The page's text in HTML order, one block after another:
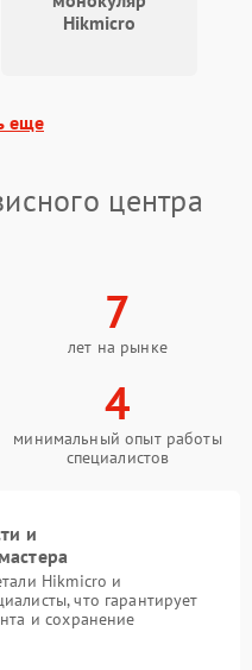
Подробнее →
Подробнее →
₽
Hikmicro
еще
центра
7
лет на рынке
4
минимальный опыт работы
специалистов
и
Hikmicro и
что гарантирует
и сохранение